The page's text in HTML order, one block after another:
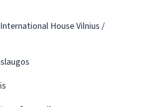
House Vilnius /